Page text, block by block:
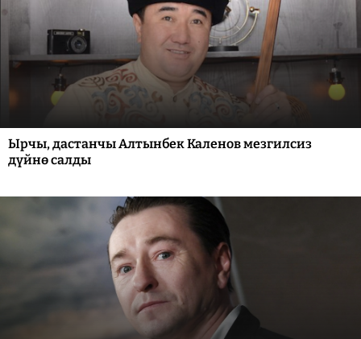
Ырчы, дастанчы Алтынбек Каленов мезгилсиз
дүйнө салды